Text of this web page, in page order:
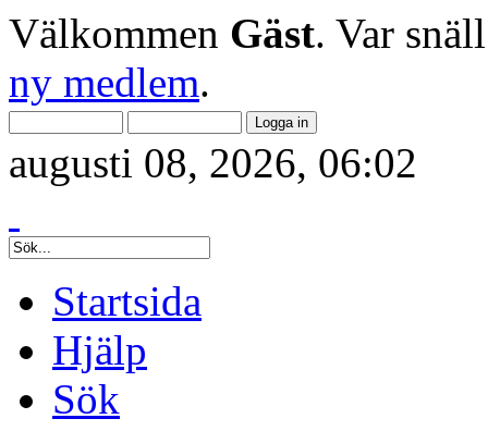
Välkommen Gäst. Var
ny medlem.
augusti 08, 2026, 06:02
Startsida
Hjälp
Sök